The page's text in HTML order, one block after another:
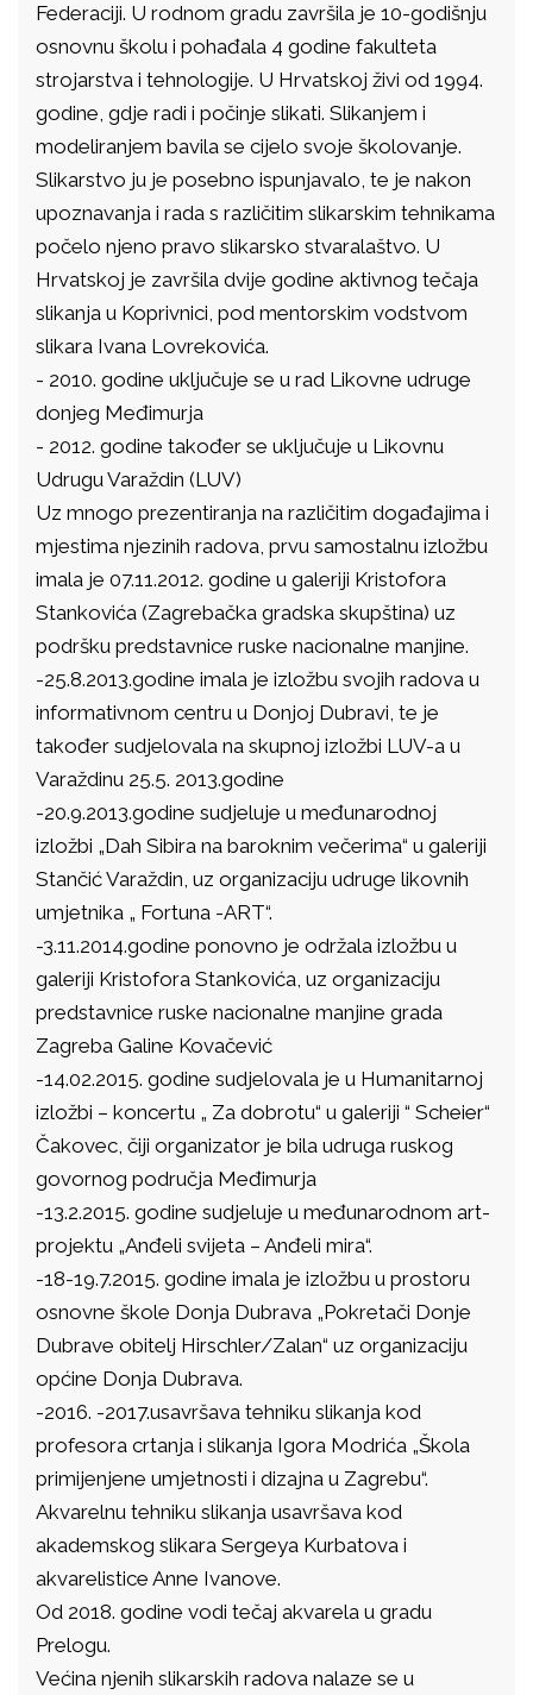
Federaciji. U rodnom gradu završila je 10-godišnju
osnovnu školu i pohađala 4 godine fakulteta
strojarstva i tehnologije. U Hrvatskoj živi od 1994.
godine, gdje radi i počinje slikati. Slikanjem i
modeliranjem bavila se cijelo svoje školovanje.
Slikarstvo ju je posebno ispunjavalo, te je nakon
upoznavanja i rada s različitim slikarskim tehnikama
počelo njeno pravo slikarsko stvaralaštvo. U
Hrvatskoj je završila dvije godine aktivnog tečaja
slikanja u Koprivnici, pod mentorskim vodstvom
slikara Ivana Lovrekovića.
- 2010. godine uključuje se u rad Likovne udruge
donjeg Međimurja
- 2012. godine također se uključuje u Likovnu
Udrugu Varaždin (LUV)
Uz mnogo prezentiranja na različitim događajima i
mjestima njezinih radova, prvu samostalnu izložbu
imala je 07.11.2012. godine u galeriji Kristofora
Stankovića (Zagrebačka gradska skupština) uz
podršku predstavnice ruske nacionalne manjine.
-25.8.2013.godine imala je izložbu svojih radova u
informativnom centru u Donjoj Dubravi, te je
također sudjelovala na skupnoj izložbi LUV-a u
Varaždinu 25.5. 2013.godine
-20.9.2013.godine sudjeluje u međunarodnoj
izložbi „Dah Sibira na baroknim večerima“ u galeriji
Stančić Varaždin, uz organizaciju udruge likovnih
umjetnika „ Fortuna -ART“.
-3.11.2014.godine ponovno je održala izložbu u
galeriji Kristofora Stankovića, uz organizaciju
predstavnice ruske nacionalne manjine grada
Zagreba Galine Kovačević
-14.02.2015. godine sudjelovala je u Humanitarnoj
izložbi – koncertu „ Za dobrotu“ u galeriji “ Scheier“
Čakovec, čiji organizator je bila udruga ruskog
govornog područja Međimurja
-13.2.2015. godine sudjeluje u međunarodnom art-
projektu „Anđeli svijeta – Anđeli mira“.
-18-19.7.2015. godine imala je izložbu u prostoru
osnovne škole Donja Dubrava „Pokretači Donje
Dubrave obitelj Hirschler/Zalan“ uz organizaciju
općine Donja Dubrava.
-2016. -2017.usavršava tehniku slikanja kod
profesora crtanja i slikanja Igora Modrića „Škola
primijenjene umjetnosti i dizajna u Zagrebu“.
Akvarelnu tehniku slikanja usavršava kod
akademskog slikara Sergeya Kurbatova i
akvarelistice Anne Ivanove.
Od 2018. godine vodi tečaj akvarela u gradu
Prelogu.
Većina njenih slikarskih radova nalaze se u